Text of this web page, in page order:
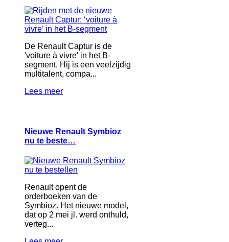
De Renault Captur is de
'voiture à vivre' in het B-
segment. Hij is een veelzijdig
multitalent, compa...
Lees meer
Nieuwe Renault Symbioz
nu te beste…
Renault opent de
orderboeken van de
Symbioz. Het nieuwe model,
dat op 2 mei jl. werd onthuld,
verteg...